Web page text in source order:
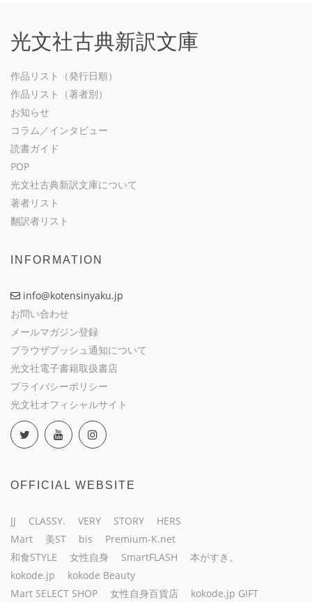
光文社古典新訳文庫
作品リスト（発行日順）
作品リスト（著者別）
お知らせ
コラム／インタビュー
読書ガイド
POP
光文社古典新訳文庫について
著者リスト
翻訳者リスト
INFORMATION
info@kotensinyaku.jp
お問い合わせ
メールマガジン登録
ブラウザプッシュ通知について
光文社電子書籍取扱書店
プライバシーポリシー
光文社オフィシャルサイト
OFFICIAL WEBSITE
JJ CLASSY. VERY STORY
HERS
Mart
美ST bis
Premium-K.net
和食STYLE
女性自身 SmartFLASH
本がすき。
kokode.jp
kokode Beauty
Mart SELECT SHOP
女性自身百貨店 kokode.jp GIFT